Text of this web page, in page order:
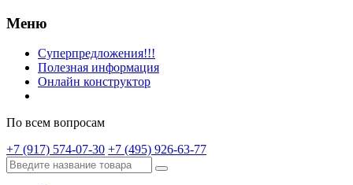
Меню
Суперпредложения!!!
Полезная информация
Онлайн конструктор
По всем вопросам
+7 (917) 574-07-30 +7 (495) 926-63-77